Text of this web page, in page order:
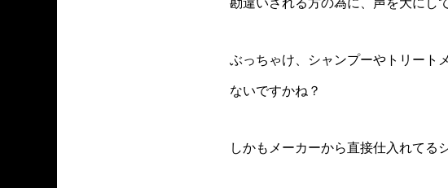
勘違いされる方の為に、声を大にし
ぶっちゃけ、シャンプーやトリート
ないですかね？
しかもメーカーから直接仕入れてる